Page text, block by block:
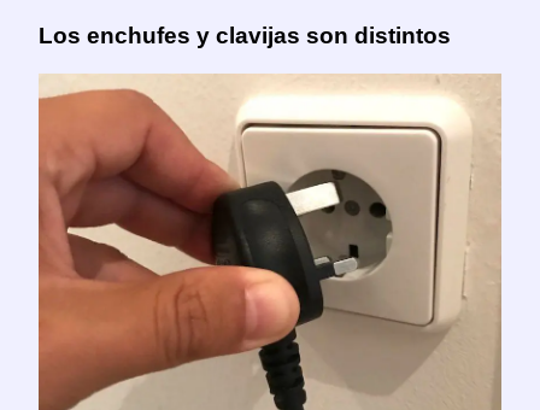
Los enchufes y clavijas son distintos